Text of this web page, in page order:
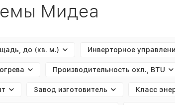
Мидеа
до (кв. м.) Инверторное
Производительность охл., BTU
Завод изготовитель Класс